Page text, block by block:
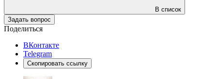
В список
Задать вопрос
Поделиться
ВКонтакте
Telegram
Скопировать ссылку